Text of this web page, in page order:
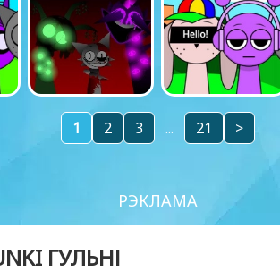
1 2 3 ... 21 >
РЭКЛАМА
ГУЛЬНІ